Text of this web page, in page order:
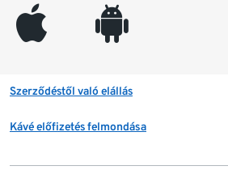
appleinc android
Szerződéstől való elállás
Kávé előfizetés felmondása